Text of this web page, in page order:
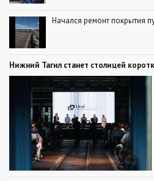
Начался ремонт покрытия
Нижний Тагил станет столицей